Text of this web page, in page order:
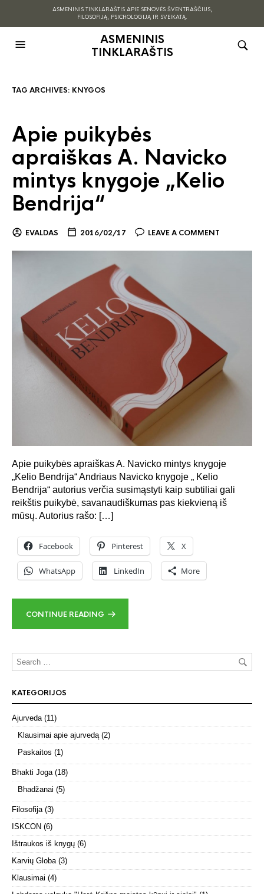
ASMENINIS TINKLARAŠTIS APIE SENOVĖS ŠVENTRAŠČIUS,
FILOSOFIJĄ, PSICHOLOGIJĄ IR SVEIKATĄ.
ASMENINIS
TINKLARAŠTIS
TAG ARCHIVES: KNYGOS
Apie puikybės
apraiškas A. Navicko
mintys knygoje „Kelio
Bendrija“
EVALDAS 2016/02/17 LEAVE A COMMENT
Apie puikybės apraiškas A. Navicko mintys knygoje
„Kelio Bendrija“ Andriaus Navicko knygoje „ Kelio
Bendrija“ autorius verčia susimąstyti kaip subtiliai gali
reikštis puikybė, savanaudiškumas pas kiekvieną iš
mūsų. Autorius rašo: […]
Facebook Pinterest X
WhatsApp LinkedIn More
CONTINUE READING
KATEGORIJOS
Ajurveda(11)
Klausimai apie ajurvedą(2)
Paskaitos (1)
Bhakti Joga(18)
Bhadžanai (5)
Filosofija(3)
ISKCON (6)
Ištraukos iš knygų (6)
Karvių Globa(3)
Klausimai (4)